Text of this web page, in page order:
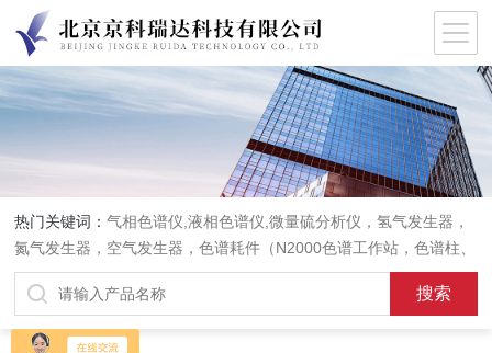
热门关键词：气相色谱仪,液相色谱仪,微量硫分析仪，氢气发生器，
氮气发生器，空气发生器，色谱耗件（N2000色谱工作站，色谱柱、
阀件、进样器、色谱担体），顶空进样器，热解析仪，紫外分光光度
计，原子吸收分光光度计，傅立叶红外光谱仪，分析天平等常规实验
室产品。